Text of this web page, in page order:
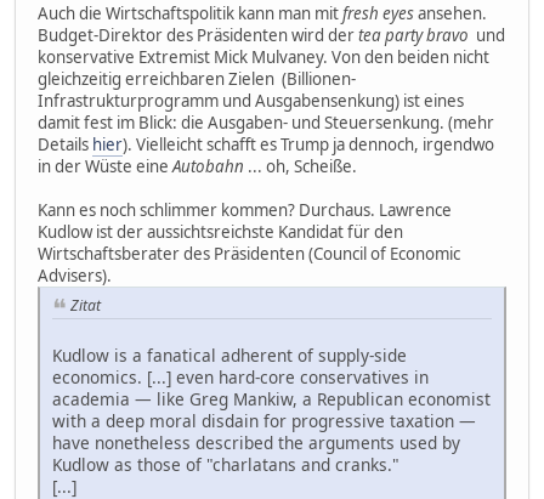
Auch die Wirtschaftspolitik kann man mitfresh eyesansehen.
Budget-Direktor des Präsidenten wird dertea party bravo und
konservative Extremist Mick Mulvaney. Von den beiden nicht
gleichzeitig erreichbaren Zielen (Billionen-
Infrastrukturprogramm und Ausgabensenkung) ist eines
damit fest im Blick: die Ausgaben- und Steuersenkung. (mehr
Details hier). Vielleicht schafft es Trump ja dennoch, irgendwo
in der Wüste eineAutobahn ... oh, Scheiße.
Kann es noch schlimmer kommen? Durchaus. Lawrence
Kudlow ist der aussichtsreichste Kandidat für den
Wirtschaftsberater des Präsidenten (Council of Economic
Advisers).
Zitat
Kudlow is a fanatical adherent of supply-side
economics. [...] even hard-core conservatives in
academia — like Greg Mankiw, a Republican economist
with a deep moral disdain for progressive taxation —
have nonetheless described the arguments used by
Kudlow as those of "charlatans and cranks."
[...]